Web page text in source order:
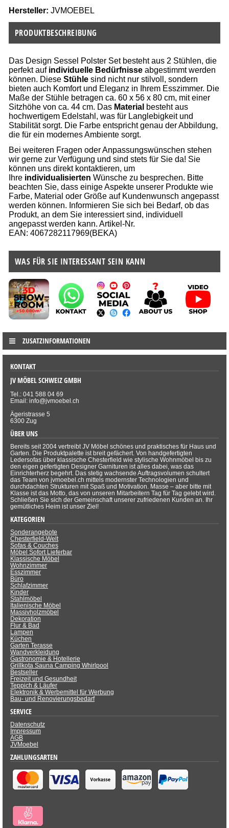
Hersteller: JVMOEBEL
PRODUKTBESCHREIBUNG
Das Design Sessel Polster Set besteht aus 2 Stühlen, die
perfekt auf individuelle Bedürfnisse abgestimmt werden
können. Diese Stühle sind nicht nur stilvoll, sondern
bieten auch Komfort und Eleganz in Ihrem Esszimmer. Die
Maße der Stühle betragen ca. 60 x 56 x 80 cm, mit einer
Sitzhöhe von ca. 44 cm. Das Material besteht aus
hochwertigem Edelstahl, was für Langlebigkeit und
Stabilität sorgt. Die Farbe entspricht genau der Abbildung,
die für ein modernes Ambiente sorgt.
Bei weiteren Fragen oder Anpassungswünschen stehen
wir gerne zur Verfügung und sind stets für Sie da! Sie
können uns direkt kontaktieren, um
Ihre individualisierten Wünsche zu besprechen. Bitte
beachten Sie, dass einige Aspekte unserer Produkte wie
Farbe, Material oder Größe auf Kundenwunsch angepasst
werden können. Informieren Sie sich bei Bedarf, ob das
Produkt, an dem Sie interessiert sind, individuell
angepasst werden kann. Artikel-Nr.
EAN: 4067282117969(BEKA)
WAS FÜR SIE INTERESSANT SEIN KANN
ZUSATZINFORMATIONEN
KONTAKT
JV MÖBEL SCHWEIZ GMBH
Tel.: 041 588 04 69
Email: info@jvmoebel.ch
Ägeristrasse 5
6300 Zug
ÜBER UNS
Bereits seit 2004 vertreibt JV Möbel schönes und praktisches für Haus und
Garten. Die Produktpalette ist breit gefächert. Von handgefertigten
Ledersofas über klassische Chesterfield wie stylische Wohnmöbel bis zu
den eigen gefertigten Designer Garnituren ist alles dabei, was das
Einrichterherz begehrt. Das stetig wachsende Auftragsvolumen schultert
das Team von jvmoebel.ch mittels modernster Technologien und
durchdachten Strukturen mit Spaß und Motivation. Masse – aber bitte mit
Klasse ist das Motto, das von unseren Mitarbeitern Tag für Tag gelebt wird.
Schließen Sie sich der Gemeinschaft unserer zufriedenen Kunden an. Ihr
gemütliches Heim ist unser Ziel!
KATEGORIEN
Sonderangebote
Chesterfield-Welt
Sofas & Couches
Möbel Sofort Lieferbar
Klassische Möbel
Wohnzimmer
Esszimmer
Büro
Schlafzimmer
Kinder
Stahlmöbel
Italienische Möbel
Massivholzmöbel
Dekoration
Flur & Bad
Lampen
Küchen
Garten Terasse
Wandverkleidung
Gastronomie & Hotellerie
Grillkota Sauna Camping Whirlpool
Bestseller
Freizeit und Gesundheit
Teppich & Läufer
Elektronik & Werbemittel für Werbung
Bau- und Renovierungsbedarf
SERVICE
Datenschutz
Impressum
AGB
JVMoebel
ZAHLUNGSARTEN